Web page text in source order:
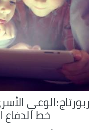
ربورتاج:الوعي
خط الدفاع